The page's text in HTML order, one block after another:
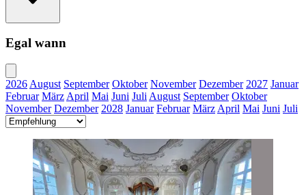
Egal wann
2026 August September Oktober November Dezember 2027 Januar
Februar März April Mai Juni Juli August September Oktober
November Dezember 2028 Januar Februar März April Mai Juni Juli